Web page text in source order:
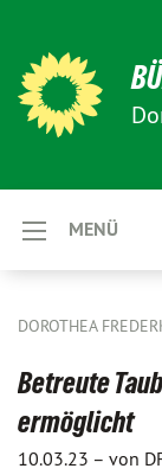
MENÜ
DOROTHEA
Betreute
ermöglicht
10.03.23 – von